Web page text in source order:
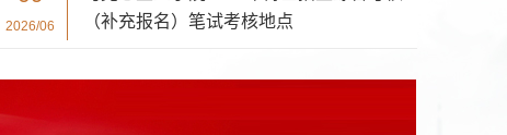
（补充报名）笔试考核地点